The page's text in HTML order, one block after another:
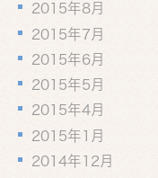
2015年8月
2015年7月
2015年6月
2015年5月
2015年4月
2015年1月
2014年12月